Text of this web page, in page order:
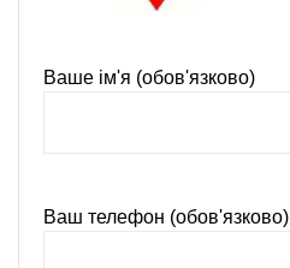
Ваше ім'я (обов'язково)
Ваш телефон (обов'язково)